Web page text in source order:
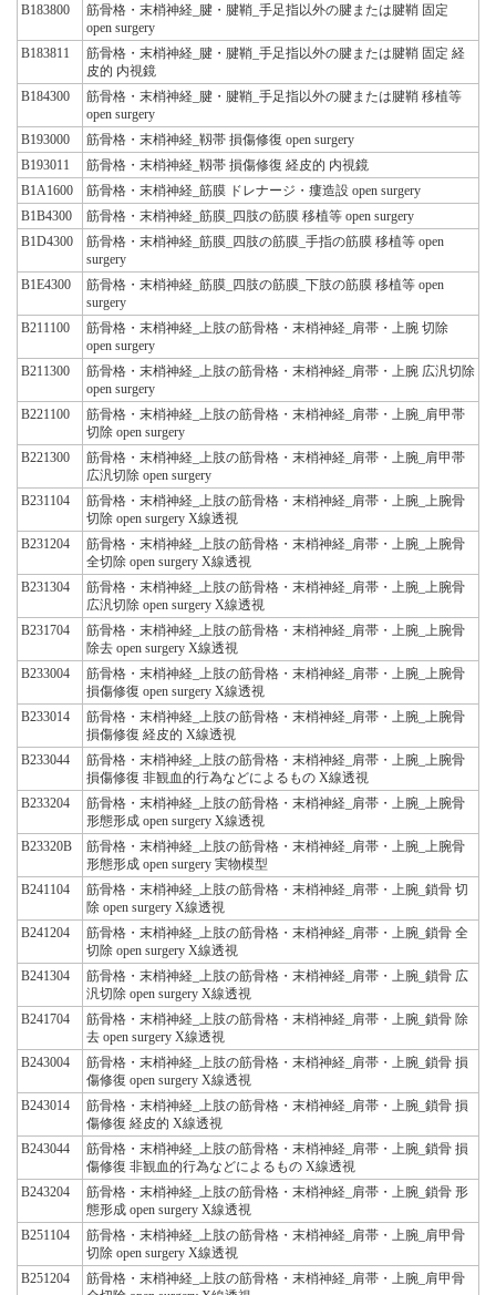
B183800
筋骨格・末梢神経_腱・腱鞘_手足指以外の腱または腱鞘 固定
open surgery
B183811
筋骨格・末梢神経_腱・腱鞘_手足指以外の腱または腱鞘 固定 経
皮的 内視鏡
B184300
筋骨格・末梢神経_腱・腱鞘_手足指以外の腱または腱鞘 移植等
open surgery
B193000
筋骨格・末梢神経_靱帯 損傷修復 open surgery
B193011
筋骨格・末梢神経_靱帯 損傷修復 経皮的 内視鏡
B1A1600
筋骨格・末梢神経_筋膜 ドレナージ・瘻造設 open surgery
B1B4300
筋骨格・末梢神経_筋膜_四肢の筋膜 移植等 open surgery
B1D4300
筋骨格・末梢神経_筋膜_四肢の筋膜_手指の筋膜 移植等 open
surgery
B1E4300
筋骨格・末梢神経_筋膜_四肢の筋膜_下肢の筋膜 移植等 open
surgery
B211100
筋骨格・末梢神経_上肢の筋骨格・末梢神経_肩帯・上腕 切除
open surgery
B211300
筋骨格・末梢神経_上肢の筋骨格・末梢神経_肩帯・上腕 広汎切除
open surgery
B221100
筋骨格・末梢神経_上肢の筋骨格・末梢神経_肩帯・上腕_肩甲帯
切除 open surgery
B221300
筋骨格・末梢神経_上肢の筋骨格・末梢神経_肩帯・上腕_肩甲帯
広汎切除 open surgery
B231104
筋骨格・末梢神経_上肢の筋骨格・末梢神経_肩帯・上腕_上腕骨
切除 open surgery X線透視
B231204
筋骨格・末梢神経_上肢の筋骨格・末梢神経_肩帯・上腕_上腕骨
全切除 open surgery X線透視
B231304
筋骨格・末梢神経_上肢の筋骨格・末梢神経_肩帯・上腕_上腕骨
広汎切除 open surgery X線透視
B231704
筋骨格・末梢神経_上肢の筋骨格・末梢神経_肩帯・上腕_上腕骨
除去 open surgery X線透視
B233004
筋骨格・末梢神経_上肢の筋骨格・末梢神経_肩帯・上腕_上腕骨
損傷修復 open surgery X線透視
B233014
筋骨格・末梢神経_上肢の筋骨格・末梢神経_肩帯・上腕_上腕骨
損傷修復 経皮的 X線透視
B233044
筋骨格・末梢神経_上肢の筋骨格・末梢神経_肩帯・上腕_上腕骨
損傷修復 非観血的行為などによるもの X線透視
B233204
筋骨格・末梢神経_上肢の筋骨格・末梢神経_肩帯・上腕_上腕骨
形態形成 open surgery X線透視
B23320B
筋骨格・末梢神経_上肢の筋骨格・末梢神経_肩帯・上腕_上腕骨
形態形成 open surgery 実物模型
B241104
筋骨格・末梢神経_上肢の筋骨格・末梢神経_肩帯・上腕_鎖骨 切
除 open surgery X線透視
B241204
筋骨格・末梢神経_上肢の筋骨格・末梢神経_肩帯・上腕_鎖骨 全
切除 open surgery X線透視
B241304
筋骨格・末梢神経_上肢の筋骨格・末梢神経_肩帯・上腕_鎖骨 広
汎切除 open surgery X線透視
B241704
筋骨格・末梢神経_上肢の筋骨格・末梢神経_肩帯・上腕_鎖骨 除
去 open surgery X線透視
B243004
筋骨格・末梢神経_上肢の筋骨格・末梢神経_肩帯・上腕_鎖骨 損
傷修復 open surgery X線透視
B243014
筋骨格・末梢神経_上肢の筋骨格・末梢神経_肩帯・上腕_鎖骨 損
傷修復 経皮的 X線透視
B243044
筋骨格・末梢神経_上肢の筋骨格・末梢神経_肩帯・上腕_鎖骨 損
傷修復 非観血的行為などによるもの X線透視
B243204
筋骨格・末梢神経_上肢の筋骨格・末梢神経_肩帯・上腕_鎖骨 形
態形成 open surgery X線透視
B251104
筋骨格・末梢神経_上肢の筋骨格・末梢神経_肩帯・上腕_肩甲骨
切除 open surgery X線透視
B251204
筋骨格・末梢神経_上肢の筋骨格・末梢神経_肩帯・上腕_肩甲骨